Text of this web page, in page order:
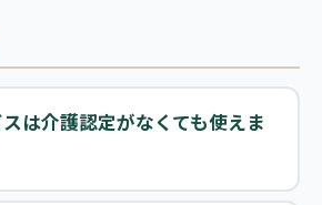
は介護認定がなくても使えま